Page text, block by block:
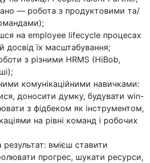
— робота з продуктовими та/
на employee lifecycle процесах
досвід їх масштабування;
з різними HRMS (HiBob,
комунікаційними навичками:
доносити думку, будувати win-
з фідбеком як інструментом,
на рівні команд і робочих
вмієш ставити
прогрес, шукати ресурси,